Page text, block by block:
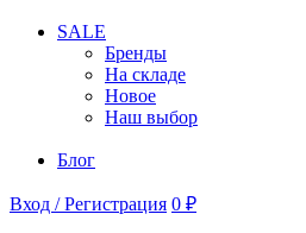
SALE
Бренды
На складе
Новое
Наш выбор
Блог
Вход / Регистрация 0 ₽